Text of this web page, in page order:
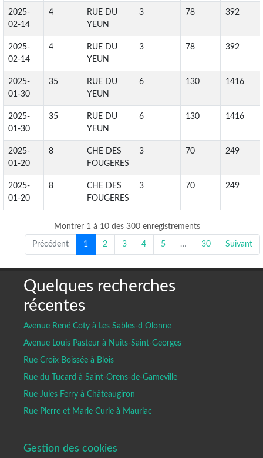
2025-
02-14
4
RUE DU
YEUN
3 78 392
2025-
02-14
4
RUE DU
YEUN
3 78 392
2025-
01-30
35
RUE DU
YEUN
6 130 1416
2025-
01-30
35
RUE DU
YEUN
6 130 1416
2025-
01-20
8
CHE DES
FOUGERES
3 70 249
2025-
01-20
8
CHE DES
FOUGERES
3 70 249
Montrer 1 à 10 des 300 enregistrements
Précédent 1 2 3 4 5 … 30 Suivant
Quelques recherches
récentes
Avenue René Coty à Les Sables-d Olonne
Avenue Louis Pasteur à Nuits-Saint-Georges
Rue Croix Boissée à Blois
Rue du Tucard à Saint-Orens-de-Gameville
Rue Jules Ferry à Châteaugiron
Rue Pierre et Marie Curie à Mauriac
Gestion des cookies